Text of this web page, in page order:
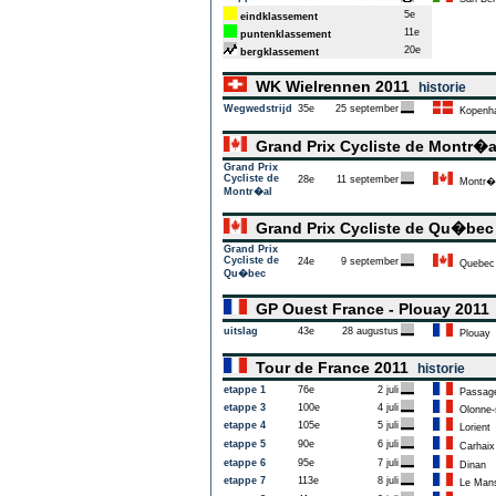
eindklassement
5e
puntenklassement
11e
bergklassement
20e
WK Wielrennen 2011 historie
Wegwedstrijd 35e 25 september
Grand Prix Cycliste de
Grand Prix
Cycliste de
Montr�al
28e 11 september
Grand Prix Cycliste de
Grand Prix
Cycliste de
Qu�bec
24e 9 september Quebec
GP Ouest France - Plouay
uitslag 43e 28 augustus Plouay
Tour de France 2011 historie
etappe 1 76e 2 juli
etappe 3
100e 4 juli
etappe 4
105e 5 juli
Lorient
etappe 5
90e 6 juli
Carhaix
etappe 6
95e 7 juli
Dinan
etappe 7
113e 8 juli
Le